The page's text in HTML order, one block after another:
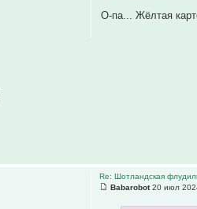
О-па... Жёлтая
Re: Шотландская
Babarobot20 июл